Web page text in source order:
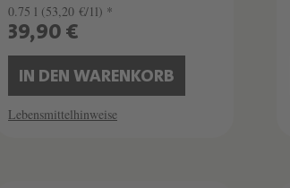
0.75 l (53,20 €/1l) *
39,90 €
IN DEN WARENKORB
Lebensmittelhinweise